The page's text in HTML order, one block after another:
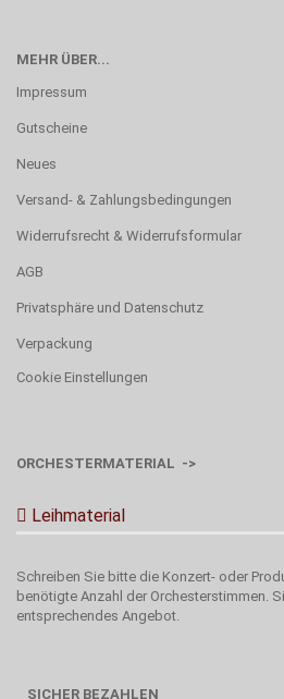
MEHR ÜBER...
Impressum
Gutscheine
Neues
Versand- & Zahlungsbedingungen
Widerrufsrecht & Widerrufsformular
AGB
Privatsphäre und Datenschutz
Verpackung
Cookie Einstellungen
ORCHESTERMATERIAL ->
Leihmaterial
Schreiben Sie bitte die Konzert- oder
benötigte Anzahl der Orchesterstimmen.
entsprechendes Angebot.
SICHER BEZAHLEN